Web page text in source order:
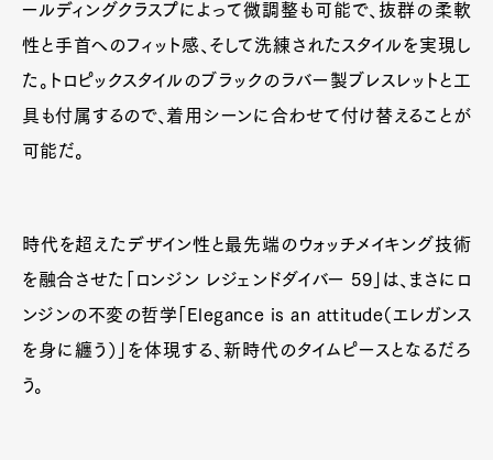
ールディングクラスプによって微調整も可能で、抜群の柔軟
性と手首へのフィット感、そして洗練されたスタイルを実現し
た。トロピックスタイルのブラックのラバー製ブレスレットと工
具も付属するので、着用シーンに合わせて付け替えることが
可能だ。
時代を超えたデザイン性と最先端のウォッチメイキング技術
を融合させた「ロンジン レジェンドダイバー 59」は、まさにロ
ンジンの不変の哲学「Elegance is an attitude（エレガンス
を身に纏う）」を体現する、新時代のタイムピースとなるだろ
う。